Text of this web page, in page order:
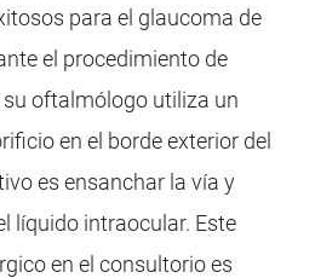
para el glaucoma de
el procedimiento de
oftalmólogo utiliza un
en el borde exterior del
es ensanchar la vía y
líquido intraocular. Este
en el consultorio es